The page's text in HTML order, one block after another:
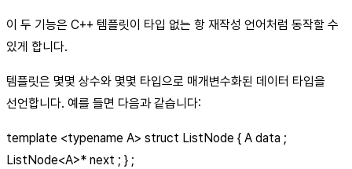
이 두 기능은 C++ 템플릿이 타입 없는 항 재작성 언어처럼 동작할 수
있게 합니다.
템플릿은 몇몇 상수와 몇몇 타입으로 매개변수화된 데이터 타입을
선언합니다. 예를 들면 다음과 같습니다:
template <typename A> struct ListNode { A data ;
ListNode<A>* next ; } ;